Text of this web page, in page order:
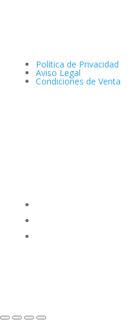
Política de Privacidad
Aviso Legal
Condiciones de Venta